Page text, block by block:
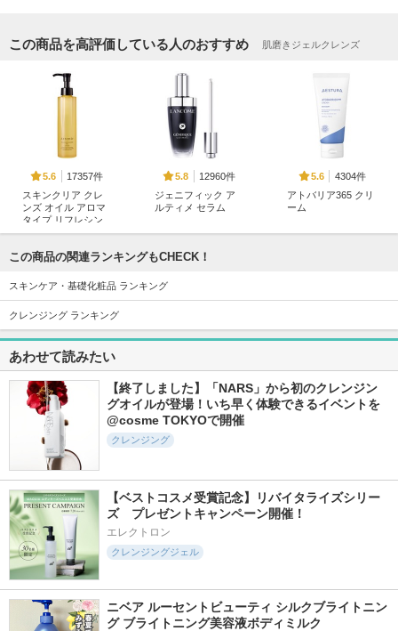
この商品を高評価している人のおすすめ 肌磨きジェルクレンズ
5.6
17357件
スキンクリア クレ
ンズ オイル アロマ
タイプ リフレシン
グシトラスの香り
アテニア
5.8
12960件
ジェニフィック ア
ルティメ セラム
5.6
4304件
アトバリア365 クリ
ーム
5.6
2111件
プライマーショット
アテニア
アトバリア365 ハイ
ドロクリーム
AESTURA
タカミスキンピール
タカミ
5.1
2436件
ニベア２ＷＡＹ美容
洗顔
ニベア
オルビス ザ クレン
ジング オイル
この商品の関連ランキングもCHECK！
スキンケア・基礎化粧品 ランキング
クレンジング ランキング
あわせて読みたい
【終了しました】「NARS」から初のクレンジン
グオイルが登場！いち早く体験できるイベントを
@cosme TOKYOで開催
クレンジング
【ベストコスメ受賞記念】リバイタライズシリー
ズ　プレゼントキャンペーン開催！
エレクトロン
クレンジングジェル
ニベア ルーセントビューティ シルクブライトニン
グ ブライトニング美容液ボディミルク